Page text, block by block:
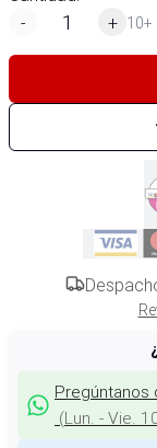
-
+ 10+
(Lun. - Vie.